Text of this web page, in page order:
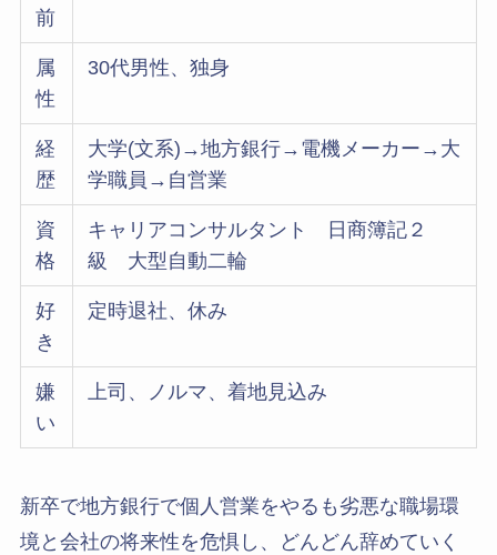
前
属
性
30代男性、独身
経
歴
大学(文系)→地方銀行→電機メーカー→大
学職員→自営業
資
格
キャリアコンサルタント 日商簿記２
級 大型自動二輪
好
き
定時退社、休み
嫌
い
上司、ノルマ、着地見込み
新卒で地方銀行で個人営業をやるも劣悪な職場環
境と会社の将来性を危惧し、どんどん辞めていく